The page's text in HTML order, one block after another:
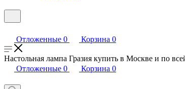
Отложенные 0 Корзина 0
Настольная лампа Гразия купить в Москве и по
Отложенные 0 Корзина 0